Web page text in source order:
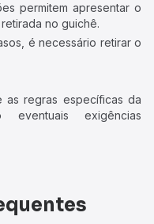
permitem apresentar o
no guichê.
é necessário retirar o
as regras específicas da
exigências